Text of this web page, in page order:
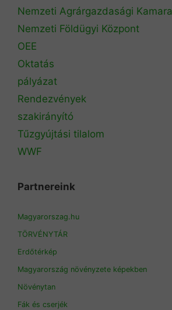
Nemzeti Agrárgazdasági Kamara
Nemzeti Földügyi Központ
OEE
Oktatás
pályázat
Rendezvények
szakirányító
Tűzgyújtási tilalom
WWF
Partnereink
Magyarorszag.hu
TÖRVÉNYTÁR
Erdőtérkép
Magyarország növényzete képekben
Növénytan
Fák és cserjék